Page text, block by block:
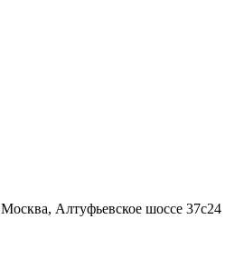
Москва, Алтуфьевское шоссе 37с24